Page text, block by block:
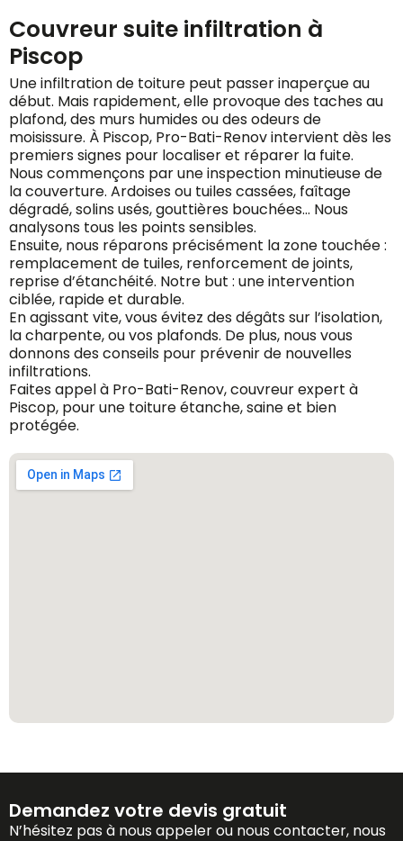
Couvreur suite infiltration à
Piscop
Une infiltration de toiture peut passer inaperçue au
début. Mais rapidement, elle provoque des taches au
plafond, des murs humides ou des odeurs de
moisissure. À Piscop, Pro-Bati-Renov intervient dès les
premiers signes pour localiser et réparer la fuite.
Nous commençons par une inspection minutieuse de
la couverture. Ardoises ou tuiles cassées, faîtage
dégradé, solins usés, gouttières bouchées… Nous
analysons tous les points sensibles.
Ensuite, nous réparons précisément la zone touchée :
remplacement de tuiles, renforcement de joints,
reprise d’étanchéité. Notre but : une intervention
ciblée, rapide et durable.
En agissant vite, vous évitez des dégâts sur l’isolation,
la charpente, ou vos plafonds. De plus, nous vous
donnons des conseils pour prévenir de nouvelles
infiltrations.
Faites appel à Pro-Bati-Renov, couvreur expert à
Piscop, pour une toiture étanche, saine et bien
protégée.
Demandez votre devis gratuit
N’hésitez pas à nous appeler ou nous contacter, nous